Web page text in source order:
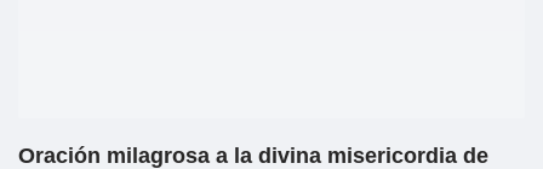
Oración milagrosa a la divina misericordia de